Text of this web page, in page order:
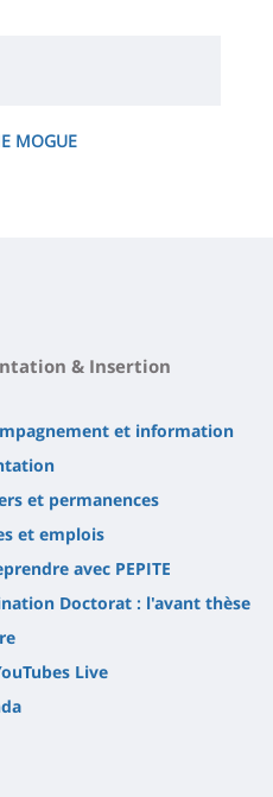
MOGUE
& Insertion
et information
et permanences
et emplois
avec PEPITE
Doctorat : l'avant thèse
Live